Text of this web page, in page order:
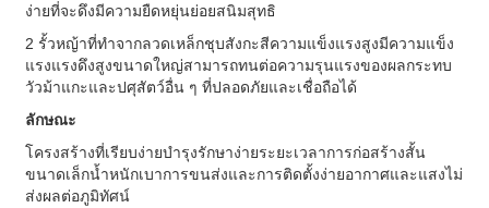
ง่ายที่จะดึงมีความยืดหยุ่นย่อยสนิมสุทธิ
2 รั้วหญ้าที่ทำจากลวดเหล็กชุบสังกะสีความแข็งแรงสูงมีความแข็ง
แรงแรงดึงสูงขนาดใหญ่สามารถทนต่อความรุนแรงของผลกระทบ
วัวม้าแกะและปศุสัตว์อื่น ๆ ที่ปลอดภัยและเชื่อถือได้
ลักษณะ
โครงสร้างที่เรียบง่ายบำรุงรักษาง่ายระยะเวลาการก่อสร้างสั้น
ขนาดเล็กน้ำหนักเบาการขนส่งและการติดตั้งง่ายอากาศและแสงไม่
ส่งผลต่อภูมิทัศน์